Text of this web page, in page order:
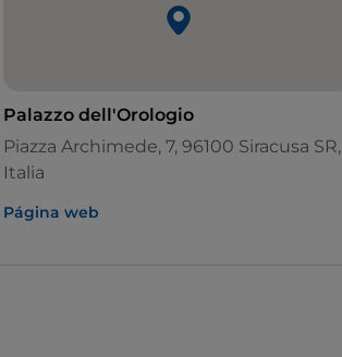
Palazzo dell'Orologio
Piazza Archimede, 7, 96100 Siracusa SR,
Italia
Página web